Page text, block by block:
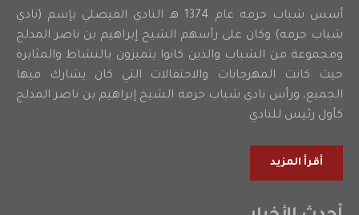
أسس شباب حرمه عام 1374 هـ النادي الفيصلي بإسم (نادي
شباب حرمه) وكان على رأسهم الشيخ إبراهيم بن ناصر المدلج
ومجموعة من الشباب والذين كانوا يتميزون بالنشاط والمثابرة
حيث كانت المهرجانات والاحتفالات التي كان يشارك فيها
الجميع، ورأس نادي شباب حرمة الشيخ إبراهيم بن ناصر المدلج
كأول رئيس للنادي.
أقرأ المزيد